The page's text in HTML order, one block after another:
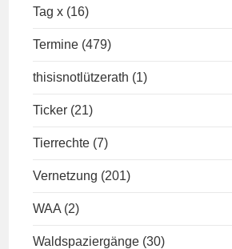
Tag x (16)
Termine (479)
thisisnotlützerath (1)
Ticker (21)
Tierrechte (7)
Vernetzung (201)
WAA (2)
Waldspaziergänge (30)